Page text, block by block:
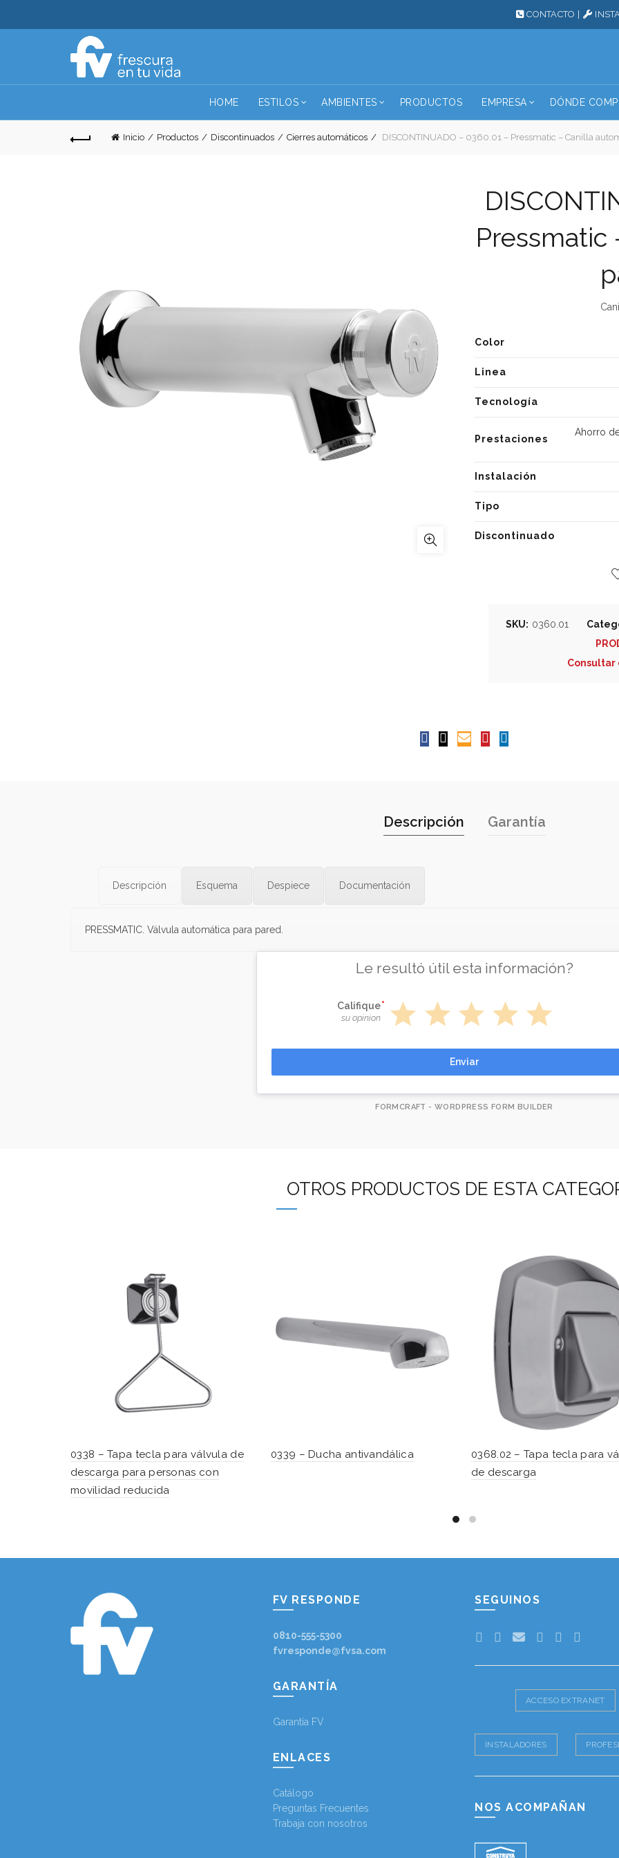
CONTACTO
HOME ESTILOS AMBIENTES PRODUCTOS EMPRESA DÓNDE
Inicio Productos Discontinuados Cierres automáticos DISCONTINUADO – 0360.01 – Pressmatic – Canilla
Pressmatic
Color
Linea
Tecnología
Prestaciones
Ahorro
Instalación
Tipo
Discontinuado
SKU: 0360.01
Descripción Garantía
Descripción Esquema Despiece Documentación
PRESSMATIC. Válvula automática para pared.
Le resultó útil esta información?
Califique
su opinion star star star star star
Enviar
FORMCRAFT - WORDPRESS FORM BUILDER
OTROS PRODUCTOS DE ESTA
0338 – Tapa tecla para válvula de
descarga para personas con
movilidad reducida
0339 – Ducha antivandálica
0368.02 – Tapa tecla para
de descarga
FV RESPONDE
0810-555-5300
fvresponde@fvsa.com
GARANTÍA
Garantía FV
ENLACES
Catálogo
Preguntas Frecuentes
Trabaja con nosotros
SEGUINOS
ACCESO EXTRANET
INSTALADORES
NOS ACOMPAÑAN